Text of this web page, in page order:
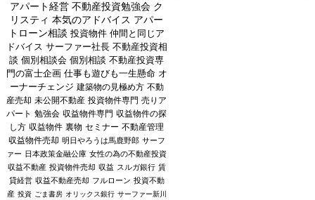
アパート経営 不動産投資勉強会 ク
リスティ 本気のアドバイス アパー
トローン相談 投資物件 仲間と同じア
ドバイス サーファー社長 不動産投資相
談 個別相談会 個別相談 不動産投資専
門の富士企画 仕事も遊びも一生懸命 オ
ーナーチェンジ 建築物の見極め方 不動
産売却 未公開不動産 投資物件専門 売りア
パート 勉強会 収益物件専門 収益物件の探
し方 収益物件 裏物 セミナー 不動産管理
収益物件売却 明日やろうは馬鹿野郎 サーフ
ァー 日本政策金融公庫 女性の為の不動産投資
収益不動産 投資物件売却 収益 スルガ銀行 賃
貸経営 収益不動産売却 フルローン 投資不動
産 投資 ごま書房 オリックス銀行 サーファー新川